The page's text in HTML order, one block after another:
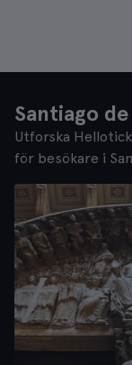
Santiago
Utforska
för besökare i